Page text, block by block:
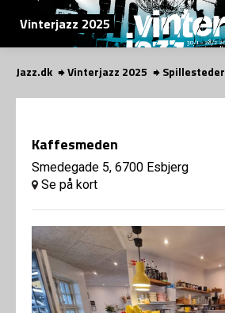
Vinterjazz 2025
Jazz.dk Vinterjazz 2025 Spillesteder
Kaffesmeden
Smedegade 5, 6700 Esbjerg
Se på kort